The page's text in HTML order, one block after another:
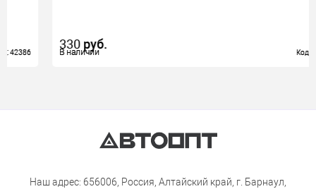
В наличии Код: 61091
руб.
В наличии Код: 61091
Наш адрес: 656006, Россия, Алтайский край, г. Барнаул,